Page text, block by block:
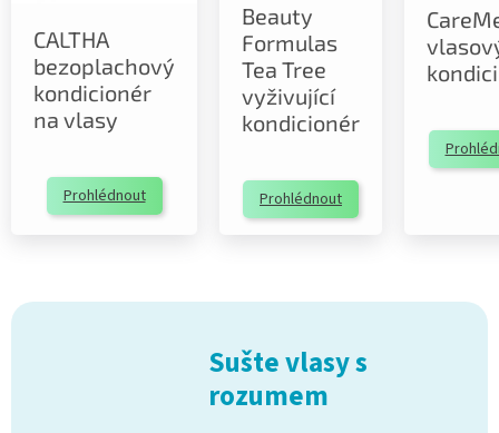
CALTHA
bezoplachový
kondicionér
na vlasy
Prohlédnout
Beauty
Formulas
Tea Tree
vyživující
kondicionér
Prohlédnout
Sušte vlasy s
rozumem